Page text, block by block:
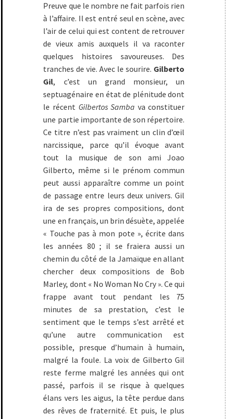
Preuve que le nombre ne fait parfois rien
à l’affaire. Il est entré seul en scène, avec
l’air de celui qui est content de retrouver
de vieux amis auxquels il va raconter
quelques histoires savoureuses. Des
tranches de vie. Avec le sourire. Gilberto
Gil, c’est un grand monsieur, un
septuagénaire en état de plénitude dont
le récent Gilbertos Samba va constituer
une partie importante de son répertoire.
Ce titre n’est pas vraiment un clin d’œil
narcissique, parce qu’il évoque avant
tout la musique de son ami Joao
Gilberto, même si le prénom commun
peut aussi apparaître comme un point
de passage entre leurs deux univers. Gil
ira de ses propres compositions, dont
une en français, un brin désuète, appelée
« Touche pas à mon pote », écrite dans
les années 80 ; il se fraiera aussi un
chemin du côté de la Jamaïque en allant
chercher deux compositions de Bob
Marley, dont « No Woman No Cry ». Ce qui
frappe avant tout pendant les 75
minutes de sa prestation, c’est le
sentiment que le temps s’est arrêté et
qu’une autre communication est
possible, presque d’humain à humain,
malgré la foule. La voix de Gilberto Gil
reste ferme malgré les années qui ont
passé, parfois il se risque à quelques
élans vers les aigus, la tête perdue dans
des rêves de fraternité. Et puis, le plus